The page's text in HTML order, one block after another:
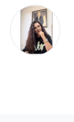
Süper
Tüm